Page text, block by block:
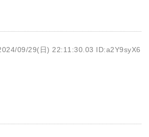
09/29(日) 22:11:30.03 ID:a2Y9syX6